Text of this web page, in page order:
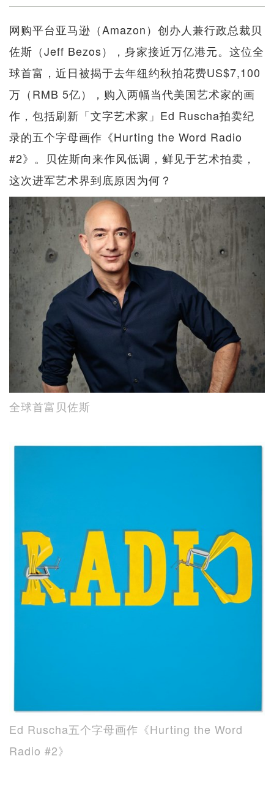
网购平台亚马逊（Amazon）创办人兼行政总裁贝
佐斯（Jeff Bezos），身家接近万亿港元。这位全
球首富，近日被揭于去年纽约秋拍花费US$7,100
万（RMB 5亿），购入两幅当代美国艺术家的画
作，包括刷新「文字艺术家」Ed Ruscha拍卖纪
录的五个字母画作《Hurting the Word Radio
#2》。贝佐斯向来作风低调，鲜见于艺术拍卖，
这次进军艺术界到底原因为何？
全球首富贝佐斯
Ed Ruscha五个字母画作《Hurting the Word
Radio #2》